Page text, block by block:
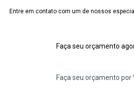
Entre em contato com um de nossos
Faça seu orçamento
Faça seu orçamento por